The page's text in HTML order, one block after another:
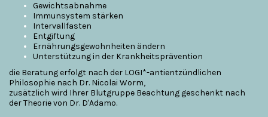
Gewichtsabnahme
Immunsystem stärken
Intervallfasten
Entgiftung
Ernährungsgewohnheiten ändern
Unterstützung in der Krankheitsprävention
die Beratung erfolgt nach der LOGI*-antientzündlichen
Philosophie nach Dr. Nicolai Worm,
zusätzlich wird Ihrer Blutgruppe Beachtung geschenkt nach
der Theorie von Dr. D'Adamo.